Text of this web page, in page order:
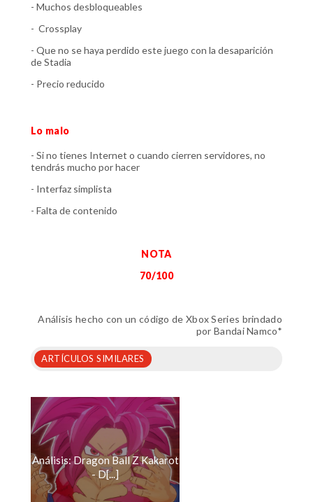
- Muchos desbloqueables
- Crossplay
- Que no se haya perdido este juego con la desaparición
de Stadia
- Precio reducido
Lo malo
- Si no tienes Internet o cuando cierren servidores, no
tendrás mucho por hacer
- Interfaz simplista
- Falta de contenido
NOTA
70/100
Análisis hecho con un código de Xbox Series brindado
por Bandai Namco*
ARTÍCULOS SIMILARES
Análisis: Dragon Ball Z Kakarot
- D[...]